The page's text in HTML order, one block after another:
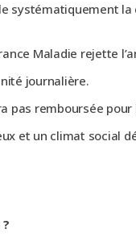
systématiquement
Maladie rejette
journalière.
pas remboursée
et un climat social